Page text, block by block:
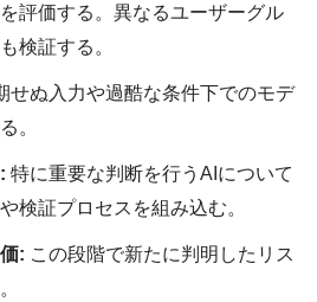
評価する。異なるユーザーグル
検証する。
せぬ入力や過酷な条件下でのモデ
。
特に重要な判断を行うAIについて
検証プロセスを組み込む。
: この段階で新たに判明したリス